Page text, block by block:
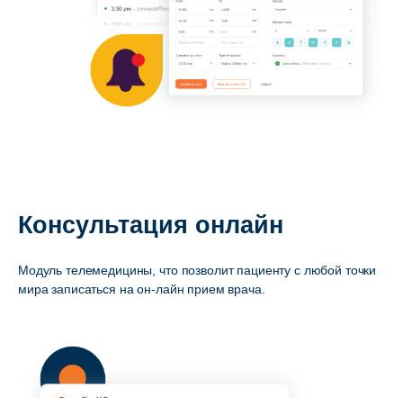
Консультация онлайн
Модуль телемедицины, что позволит пациенту с любой точки
мира записаться на он-лайн прием врача.